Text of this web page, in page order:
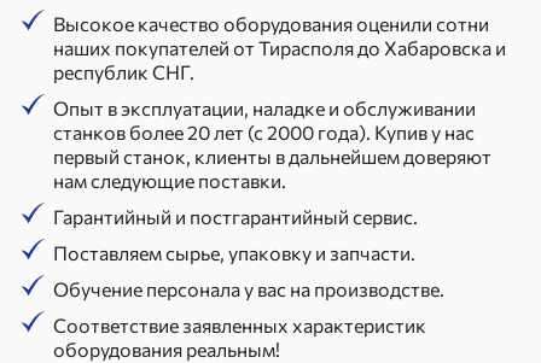
Высокое качество оборудования оценили сотни
наших покупателей от Тирасполя до Хабаровска и
республик СНГ.
Опыт в эксплуатации, наладке и обслуживании
станков более 20 лет (с 2000 года). Купив у нас
первый станок, клиенты в дальнейшем доверяют
нам следующие поставки.
Гарантийный и постгарантийный сервис.
Поставляем сырье, упаковку и запчасти.
Обучение персонала у вас на производстве.
Соответствие заявленных характеристик
оборудования реальным!